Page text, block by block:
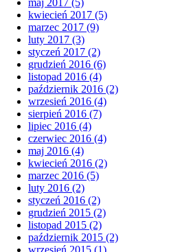
maj 2017 (5)
kwiecień 2017 (5)
marzec 2017 (9)
luty 2017 (3)
styczeń 2017 (2)
grudzień 2016 (6)
listopad 2016 (4)
październik 2016 (2)
wrzesień 2016 (4)
sierpień 2016 (7)
lipiec 2016 (4)
czerwiec 2016 (4)
maj 2016 (4)
kwiecień 2016 (2)
marzec 2016 (5)
luty 2016 (2)
styczeń 2016 (2)
grudzień 2015 (2)
listopad 2015 (2)
październik 2015 (2)